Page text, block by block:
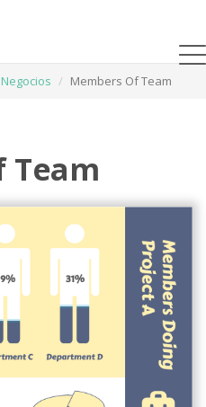
Negocios Members Of Team
Team